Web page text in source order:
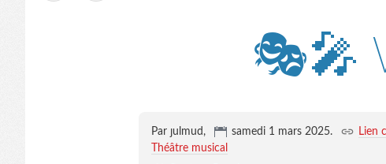
🎭🎤
Par ȷulmud, samedi 1 mars 2025. Lien
Théâtre musical